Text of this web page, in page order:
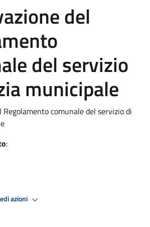
del
del servizio
municipale
Regolamento comunale del servizio di
:
azioni